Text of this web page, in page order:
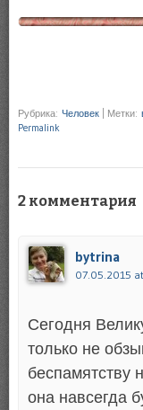
Рубрика: Человек Метки:
Permalink
2 комментария
bytrina
07.05.2015
Сегодня
только не
беспамятству
она навсегда